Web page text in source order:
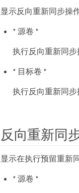
显示反向重新同步操
* 源卷 *
执行反向重新同步
* 目标卷 *
执行反向重新同步
反向重新同
显示在执行预留重新
* 源卷 *